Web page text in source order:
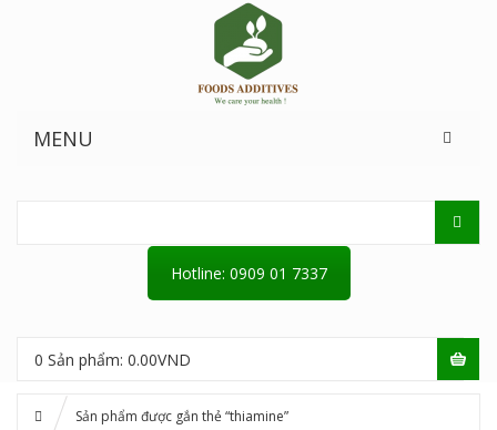
MENU
Hotline: 0909 01 7337
0 Sản phẩm: 0.00VND
Sản phẩm được gắn thẻ “thiamine”